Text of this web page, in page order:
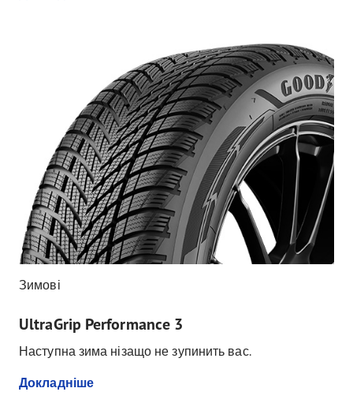
Зимові
UltraGrip Performance 3
Наступна зима нізащо не зупинить вас.
Докладніше